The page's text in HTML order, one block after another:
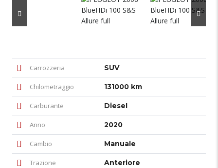
Carrozzeria SUV
Chilometraggio 131000 km
Carburante Diesel
Anno 2020
Cambio Manuale
Trazione Anteriore